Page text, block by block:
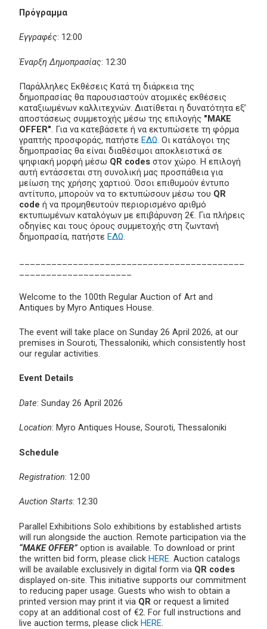
Πρόγραμμα
Εγγραφές: 12:00
Έναρξη Δημοπρασίας: 12:30
Παράλληλες Εκθέσεις Κατά τη διάρκεια της
δημοπρασίας θα παρουσιαστούν ατομικές εκθέσεις
καταξιωμένων καλλιτεχνών. Διατίθεται η δυνατότητα εξ’
αποστάσεως συμμετοχής μέσω της επιλογής "MAKE
OFFER". Για να κατεβάσετε ή να εκτυπώσετε τη φόρμα
γραπτής προσφοράς, πατήστε ΕΔΩ. Οι κατάλογοι της
δημοπρασίας θα είναι διαθέσιμοι αποκλειστικά σε
ψηφιακή μορφή μέσω QR codes στον χώρο. Η επιλογή
αυτή εντάσσεται στη συνολική μας προσπάθεια για
μείωση της χρήσης χαρτιού. Όσοι επιθυμούν έντυπο
αντίτυπο, μπορούν να το εκτυπώσουν μέσω του QR
code ή να προμηθευτούν περιορισμένο αριθμό
εκτυπωμένων καταλόγων με επιβάρυνση 2€. Για πλήρεις
οδηγίες και τους όρους συμμετοχής στη ζωντανή
δημοπρασία, πατήστε ΕΔΩ.
Welcome to the 100th Regular Auction of Art and
Antiques by Myro Antiques House.
The event will take place on Sunday 26 April 2026, at our
premises in Souroti, Thessaloniki, which consistently host
our regular activities.
Event Details
Date: Sunday 26 April 2026
Location: Myro Antiques House, Souroti, Thessaloniki
Schedule
Registration: 12:00
Auction Starts: 12:30
Parallel Exhibitions Solo exhibitions by established artists
will run alongside the auction. Remote participation via the
“MAKE OFFER”option is available. To download or print
the written bid form, please click HERE . Auction catalogs
will be available exclusively in digital form via QR codes
displayed on-site. This initiative supports our commitment
to reducing paper usage. Guests who wish to obtain a
printed version may print it via QR or request a limited
copy at an additional cost of €2. For full instructions and
live auction terms, please click HERE